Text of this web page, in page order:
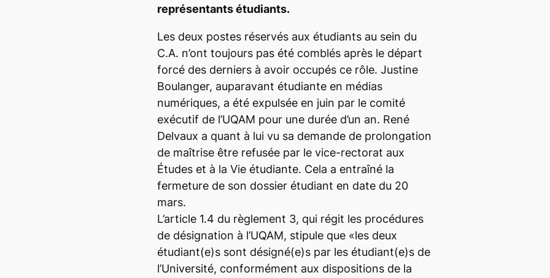
représentants étudiants.
Les deux postes réservés aux étudiants au sein du
C.A. n’ont toujours pas été comblés après le départ
forcé des derniers à avoir occupés ce rôle. Justine
Boulanger, auparavant étudiante en médias
numériques, a été expulsée en juin par le comité
exécutif de l’UQAM pour une durée d’un an. René
Delvaux a quant à lui vu sa demande de prolongation
de maîtrise être refusée par le vice-rectorat aux
Études et à la Vie étudiante. Cela a entraîné la
fermeture de son dossier étudiant en date du 20
mars.
L’article 1.4 du règlement 3, qui régit les procédures
de désignation à l’UQAM, stipule que «les deux
étudiant(e)s sont désigné(e)s par les étudiant(e)s de
l’Université, conformément aux dispositions de la